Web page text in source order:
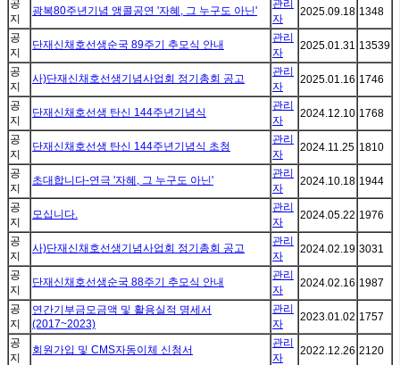
공
지
광복80주년기념 앵콜공연 '자혜, 그 누구도 아닌'
관리
자
2025.09.18 1348
공
지
단재신채호선생순국 89주기 추모식 안내
관리
자
2025.01.31 13539
공
지
사)단재신채호선생기념사업회 정기총회 공고
관리
자
2025.01.16 1746
공
지
단재신채호선생 탄신 144주년기념식
관리
자
2024.12.10 1768
공
지
단재신채호선생 탄신 144주년기념식 초청
관리
자
2024.11.25 1810
공
지
초대합니다-연극 '자혜, 그 누구도 아닌'
관리
자
2024.10.18 1944
공
지
모십니다.
관리
자
2024.05.22 1976
공
지
사)단재신채호선생기념사업회 정기총회 공고
관리
자
2024.02.19 3031
공
지
단재신채호선생순국 88주기 추모식 안내
관리
자
2024.02.16 1987
공
지
연간기부금모금액 및 활용실적 명세서
(2017~2023)
관리
자
2023.01.02 1757
공
지
회원가입 및 CMS자동이체 신청서
관리
자
2022.12.26 2120